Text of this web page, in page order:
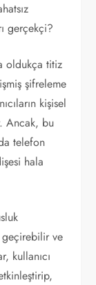
gerçekçi?
oldukça titiz
şifreleme
kişisel
Ancak, bu
telefon
hala
geçirebilir ve
kullanıcı